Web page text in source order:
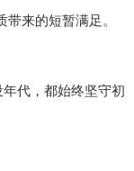
来的短暂满足。
代，都始终坚守初